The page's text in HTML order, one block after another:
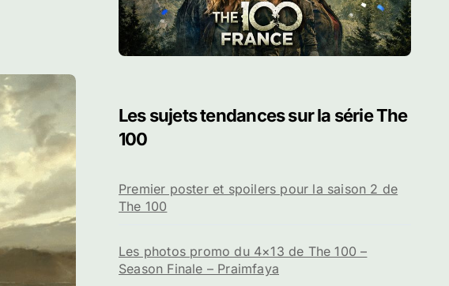
Les sujets tendances sur la série The
100
Premier poster et spoilers pour la saison 2 de
The 100
Les photos promo du 4×13 de The 100 –
Season Finale – Praimfaya